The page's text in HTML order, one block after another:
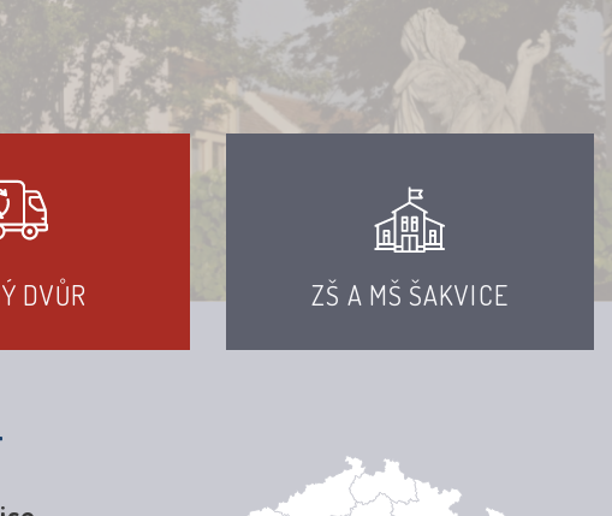
DVŮR ZŠ A MŠ ŠAKVICE